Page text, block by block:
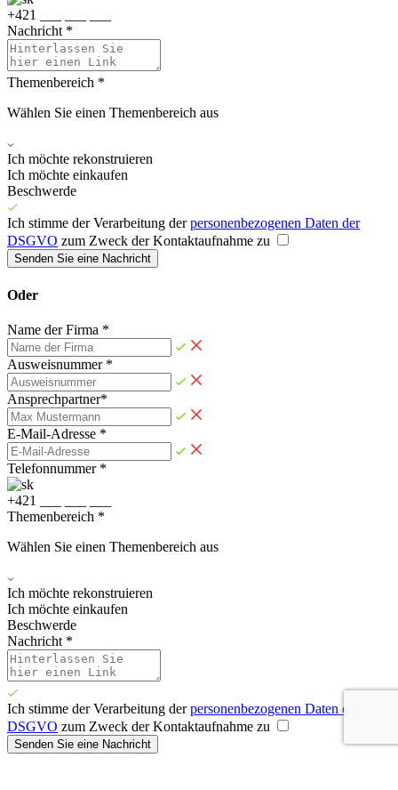
+421
Nachricht *
Themenbereich *
Wählen Sie einen Themenbereich aus
Ich möchte rekonstruieren
Ich möchte einkaufen
Beschwerde
Ich stimme der Verarbeitung derpersonenbezogenen Daten der
DSGVO zum Zweck der Kontaktaufnahme zu
Senden Sie eine Nachricht
Oder
Name der Firma *
Ausweisnummer *
Ansprechpartner*
E-Mail-Adresse *
Telefonnummer *
+421
Themenbereich *
Wählen Sie einen Themenbereich aus
Ich möchte rekonstruieren
Ich möchte einkaufen
Beschwerde
Nachricht *
Ich stimme der Verarbeitung derpersonenbezogenen Daten der
DSGVO zum Zweck der Kontaktaufnahme zu
Senden Sie eine Nachricht